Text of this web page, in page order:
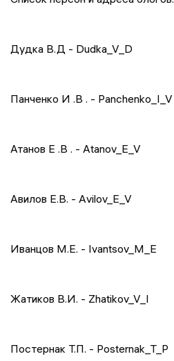
Дудка В.Д - Dudka_V_D
Панченко И .В . - Panchenko_I_V
Атанов Е .В . - Atanov_E_V
Авилов Е.В. - Avilov_E_V
Иванцов М.Е. - Ivantsov_M_E
Жатиков В.И. - Zhatikov_V_I
Постернак Т.П. - Posternak_T_P